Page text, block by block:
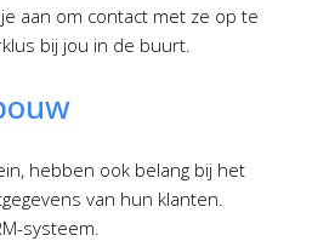
aan om contact met ze op te
bij jou in de buurt.
hebben ook belang bij het
van hun klanten.
systeem.